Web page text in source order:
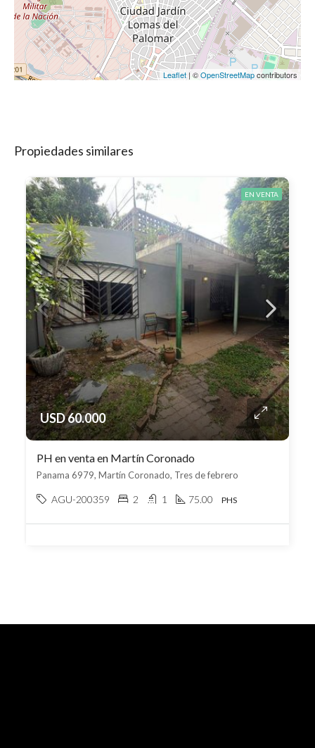
Leaflet | ©OpenStreetMapcontributors
Propiedades similares
EN VENTA
USD 60.000
PH en venta en Martín Coronado
Panama 6979, Martín Coronado, Tres de febrero
AGU-200359 2 1 75.00 PHS